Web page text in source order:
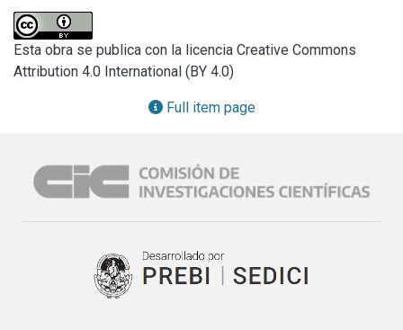
El estudio llevado a cabo sobre muestras de films negros
del “Hospital de Santo António” revela la presencia de
hidrocarburos aromáticos policíclicos (PAH) en cantidades
apreciables, detectada por LC-FD (Cromatografía líquida
con detector de fluorescencia). El análisis por SEM-EDX
una gran cantidad de partículas de dimensión reducida (que
raramente pasan los 10-20 m), asociadas a una matriz de
mineralógica y morfológica, destacándose partículas ricas
en Fe, partículas ricas en Pb, no cristalinas, cenizas
volantes esféricas de superficie lisa de Si y Al.
Esta obra se publica con la licencia Creative Commons
Attribution 4.0 International (BY 4.0)
Full item page